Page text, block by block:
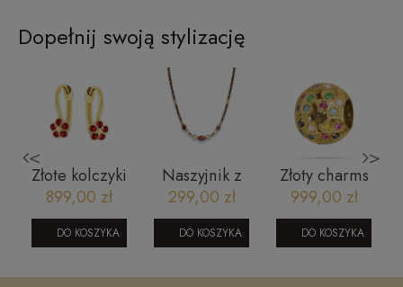
Dopełnij swoją stylizację
<
Złote kolczyki
angielskie dla
dziewczynki
kwiatki
1205202338
899,00 zł
DO KOSZYKA
Naszyjnik z
kamieniami
naturalnymi -
Crystals by
Swarovski,
agat
299,00 zł
DO KOSZYKA
Złoty charms
ażurowy 585
z
wielokolorowymi
cyrkoniami -
koniczynki
999,00 zł
DO KOSZYKA
>